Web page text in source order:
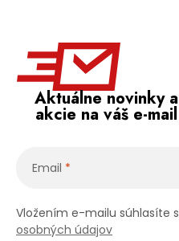
Aktuálne novinky a
akcie na váš e-mail
Email
Vložením e-mailu súhlasíte s
osobných údajov